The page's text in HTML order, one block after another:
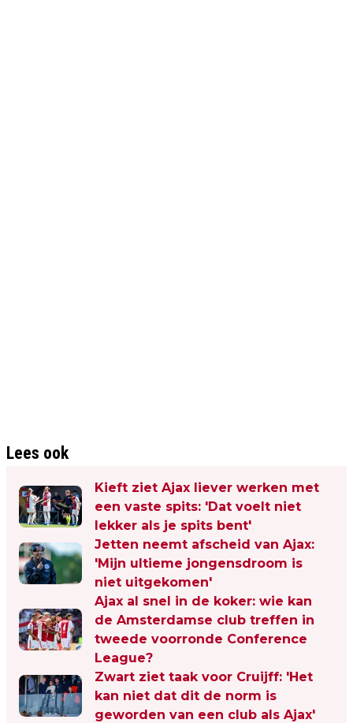
Lees ook
Kieft ziet Ajax liever werken met
een vaste spits: 'Dat voelt niet
lekker als je spits bent'
Jetten neemt afscheid van Ajax:
'Mijn ultieme jongensdroom is
niet uitgekomen'
Ajax al snel in de koker: wie kan
de Amsterdamse club treffen in
tweede voorronde Conference
League?
Zwart ziet taak voor Cruijff: 'Het
kan niet dat dit de norm is
geworden van een club als Ajax'